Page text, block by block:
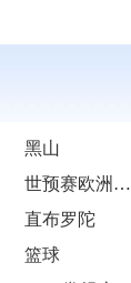
黑山
世预赛欧洲区小组赛L组第2轮
直布罗陀
篮球